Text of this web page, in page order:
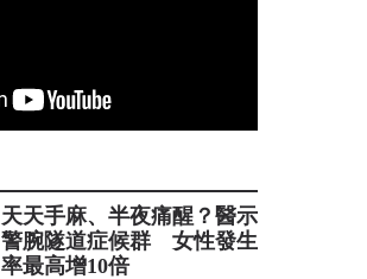
天天手麻、半夜痛醒？醫示
警腕隧道症候群 女性發生
率最高增10倍